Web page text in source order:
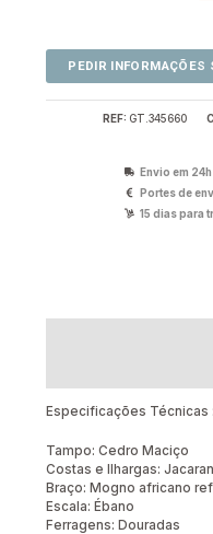
REF: GT.345660
Envio em
Portes de
15 dias para
Especificações Técnicas :
Tampo: Cedro Maciço
Costas e Ilhargas:
Braço: Mogno africano
Escala: Ébano
Ferragens: Douradas